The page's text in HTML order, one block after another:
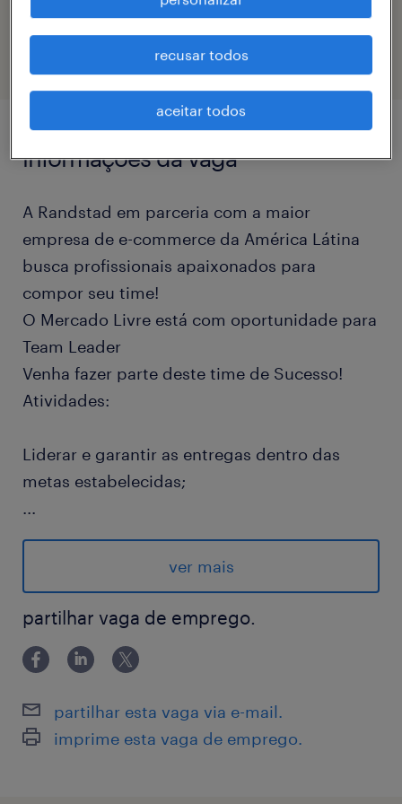
eTalent_JP-183288
informações da vaga
A Randstad em parceria com a maior
empresa de e-commerce da América Látina
busca profissionais apaixonados para
compor seu time!
O Mercado Livre está com oportunidade para
Team Leader
Venha fazer parte deste time de Sucesso!
Atividades:
Liderar e garantir as entregas dentro das
metas estabelecidas;
...
Interface com pares, capaz de trazer inputs,
análise de KPIs operacionais do
Crossdocking, elaborar planos de ação para
melhoria dos indicadores;
Participar ativamente de auditorias e ser
processo de internalização da cultura e DNA
MELI;
ver mais
partilhar vaga de emprego.
partilhar esta vaga via e-mail.
imprime esta vaga de emprego.
recusar todos
aceitar todos